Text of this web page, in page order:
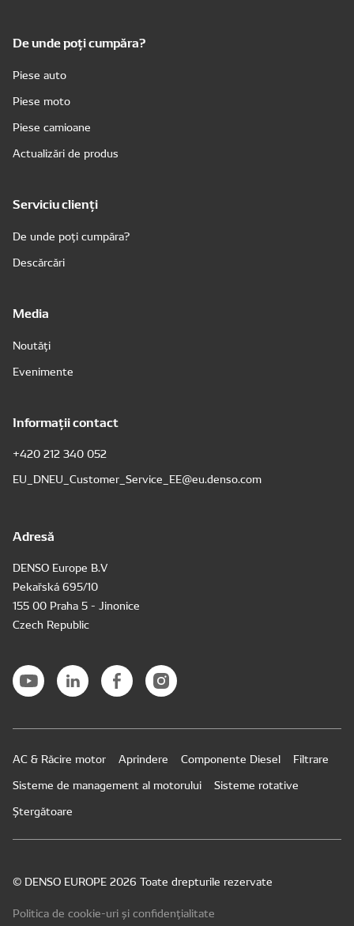
De unde poți cumpăra?
Piese auto
Piese moto
Piese camioane
Actualizări de produs
Serviciu clienți
De unde poți cumpăra?
Descărcări
Media
Noutăți
Evenimente
Informații contact
+420 212 340 052
EU_DNEU_Customer_Service_EE@eu.denso.com
Adresă
DENSO Europe B.V
Pekařská 695/10
155 00 Praha 5 - Jinonice
Czech Republic
AC & Răcire motor Aprindere Componente Diesel
Filtrare
Sisteme de management al motorului
Sisteme rotative
Ștergătoare
© DENSO EUROPE 2026 Toate drepturile rezervate
Politica de cookie-uri și confidențialitate